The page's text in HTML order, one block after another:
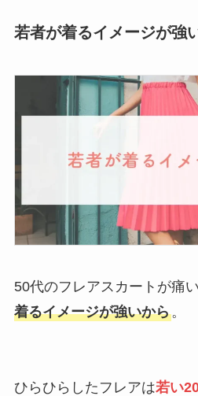
若者が着るイメージが強
50代のフレアスカートが痛
着るイメージが強いから。
ひらひらしたフレアは若い